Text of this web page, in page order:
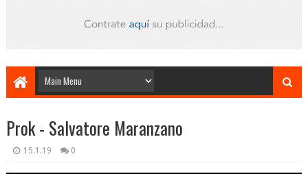
Prok - Salvatore Maranzano
15.1.19 0